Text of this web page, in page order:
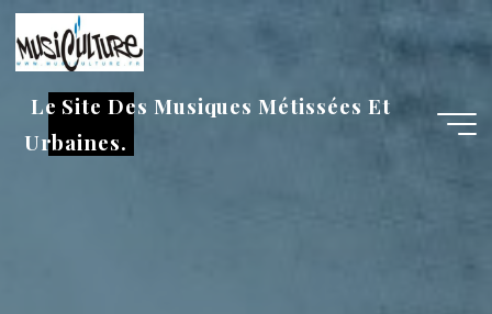
Aller
au
contenu
Le Site Des Musiques Métissées Et
Urbaines.